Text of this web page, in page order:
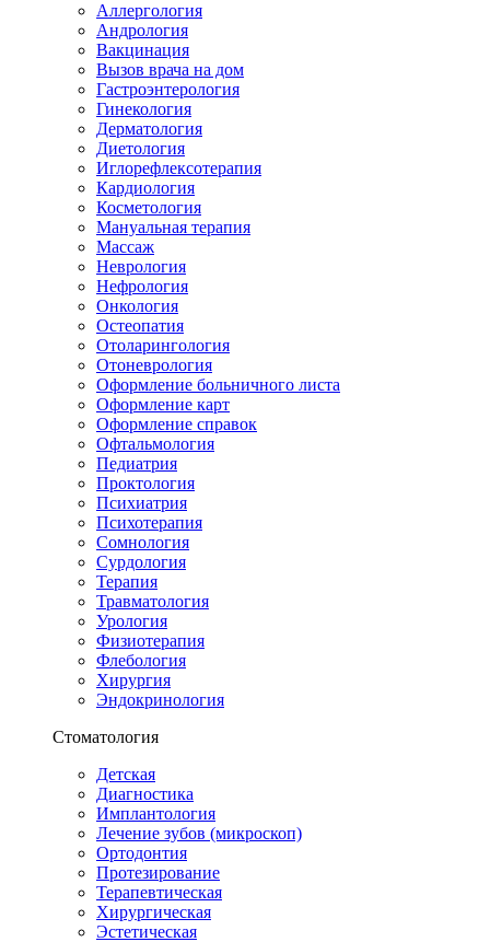
Аллергология
Андрология
Вакцинация
Вызов врача на дом
Гастроэнтерология
Гинекология
Дерматология
Диетология
Иглорефлексотерапия
Кардиология
Косметология
Мануальная терапия
Массаж
Неврология
Нефрология
Онкология
Остеопатия
Отоларингология
Отоневрология
Оформление больничного листа
Оформление карт
Оформление справок
Офтальмология
Педиатрия
Проктология
Психиатрия
Психотерапия
Сомнология
Сурдология
Терапия
Травматология
Урология
Физиотерапия
Флебология
Хирургия
Эндокринология
Стоматология
Детская
Диагностика
Имплантология
Лечение зубов (микроскоп)
Ортодонтия
Протезирование
Терапевтическая
Хирургическая
Эстетическая